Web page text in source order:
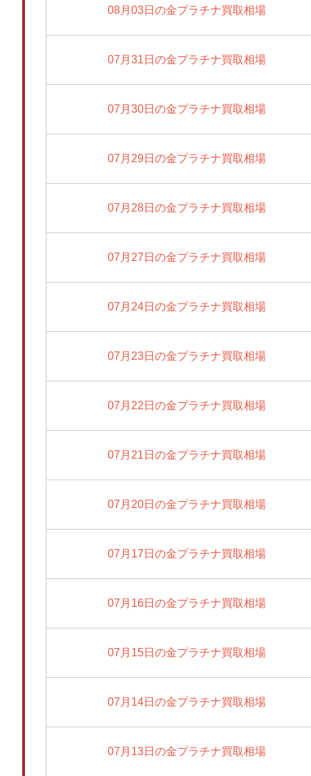
08月03日の金プラチナ買取相場
07月31日の金プラチナ買取相場
07月30日の金プラチナ買取相場
07月29日の金プラチナ買取相場
07月28日の金プラチナ買取相場
07月27日の金プラチナ買取相場
07月24日の金プラチナ買取相場
07月23日の金プラチナ買取相場
07月22日の金プラチナ買取相場
07月21日の金プラチナ買取相場
07月20日の金プラチナ買取相場
07月17日の金プラチナ買取相場
07月16日の金プラチナ買取相場
07月15日の金プラチナ買取相場
07月14日の金プラチナ買取相場
07月13日の金プラチナ買取相場